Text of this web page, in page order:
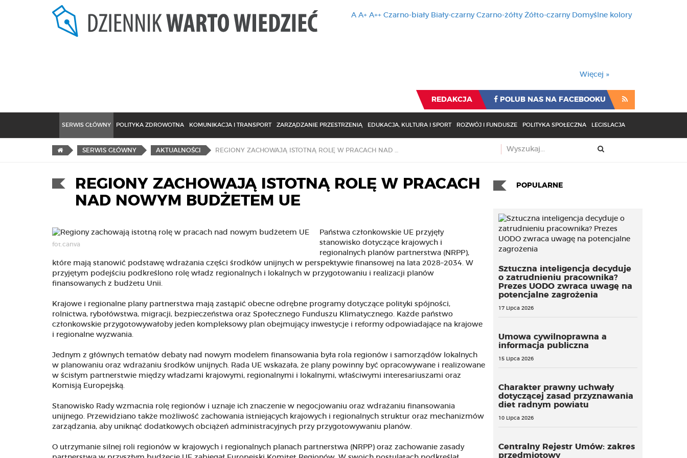
A A+ A++ Czarno-biały Biały-czarny Czarno-żółty Żółto-czarny Domyślne kolory
Więcej »
REDAKCJA POLUB NAS NA FACEBOOKU
SERWIS GŁÓWNY POLITYKA ZDROWOTNA KOMUNIKACJA I TRANSPORT ZARZĄDZANIE PRZESTRZENIĄ EDUKACJA, KULTURA I SPORT ROZWÓJ I FUNDUSZE POLITYKA SPOŁECZNA LEGISLACJA
SERWIS GŁÓWNY AKTUALNOŚCI
REGIONY ZACHOWAJĄ ISTOTNĄ ROLĘ W PRACACH
NAD NOWYM BUDŻETEM UE
fot.canva
Państwa członkowskie UE przyjęły
stanowisko dotyczące krajowych i
regionalnych planów partnerstwa (NRPP),
które mają stanowić podstawę wdrażania części środków unijnych w perspektywie finansowej na lata 2028–2034. W
przyjętym podejściu podkreślono rolę władz regionalnych i lokalnych w przygotowaniu i realizacji planów
finansowanych z budżetu Unii.
Krajowe i regionalne plany partnerstwa mają zastąpić obecne odrębne programy dotyczące polityki spójności,
rolnictwa, rybołówstwa, migracji, bezpieczeństwa oraz Społecznego Funduszu Klimatycznego. Każde państwo
członkowskie przygotowywałoby jeden kompleksowy plan obejmujący inwestycje i reformy odpowiadające na krajowe
i regionalne wyzwania.
Jednym z głównych tematów debaty nad nowym modelem finansowania była rola regionów i samorządów lokalnych
w planowaniu oraz wdrażaniu środków unijnych. Rada UE wskazała, że plany powinny być opracowywane i realizowane
w ścisłym partnerstwie między władzami krajowymi, regionalnymi i lokalnymi, właściwymi interesariuszami oraz
Komisją Europejską.
Stanowisko Rady wzmacnia rolę regionów i uznaje ich znaczenie w negocjowaniu oraz wdrażaniu finansowania
unijnego. Przewidziano także możliwość zachowania istniejących krajowych i regionalnych struktur oraz mechanizmów
zarządzania, aby uniknąć dodatkowych obciążeń administracyjnych przy przygotowywaniu planów.
O utrzymanie silnej roli regionów w krajowych i regionalnych planach partnerstwa (NRPP) oraz zachowanie zasady
POPULARNE
Sztuczna inteligencja decyduje
o zatrudnieniu pracownika?
Prezes UODO zwraca uwagę na
potencjalne zagrożenia
17 Lipca 2026
Umowa cywilnoprawna a
informacja publiczna
15 Lipca 2026
Charakter prawny uchwały
dotyczącej zasad przyznawania
diet radnym powiatu
10 Lipca 2026
Centralny Rejestr Umów: zakres
przedmiotowy